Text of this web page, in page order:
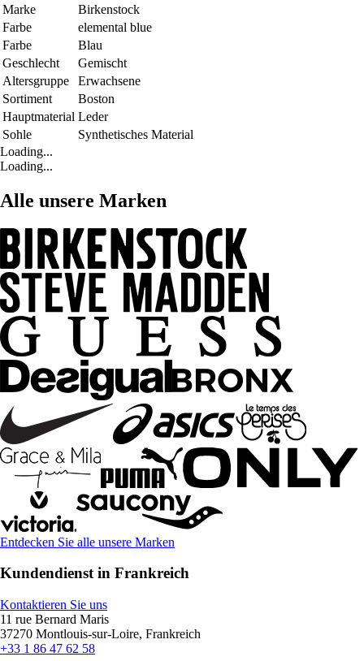
Marke
Birkenstock
Farbe
elemental blue
Farbe
Blau
Geschlecht
Gemischt
Altersgruppe
Erwachsene
Sortiment
Boston
Hauptmaterial Leder
Sohle
Synthetisches Material
Loading...
Loading...
Alle unsere Marken
Entdecken Sie alle unsere Marken
Kundendienst in Frankreich
Kontaktieren Sie uns
11 rue Bernard Maris
37270 Montlouis-sur-Loire, Frankreich
+33 1 86 47 62 58